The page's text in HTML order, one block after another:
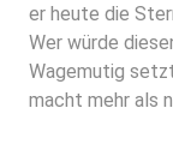
er heute die
Wer würde
Wagemutig
macht mehr als